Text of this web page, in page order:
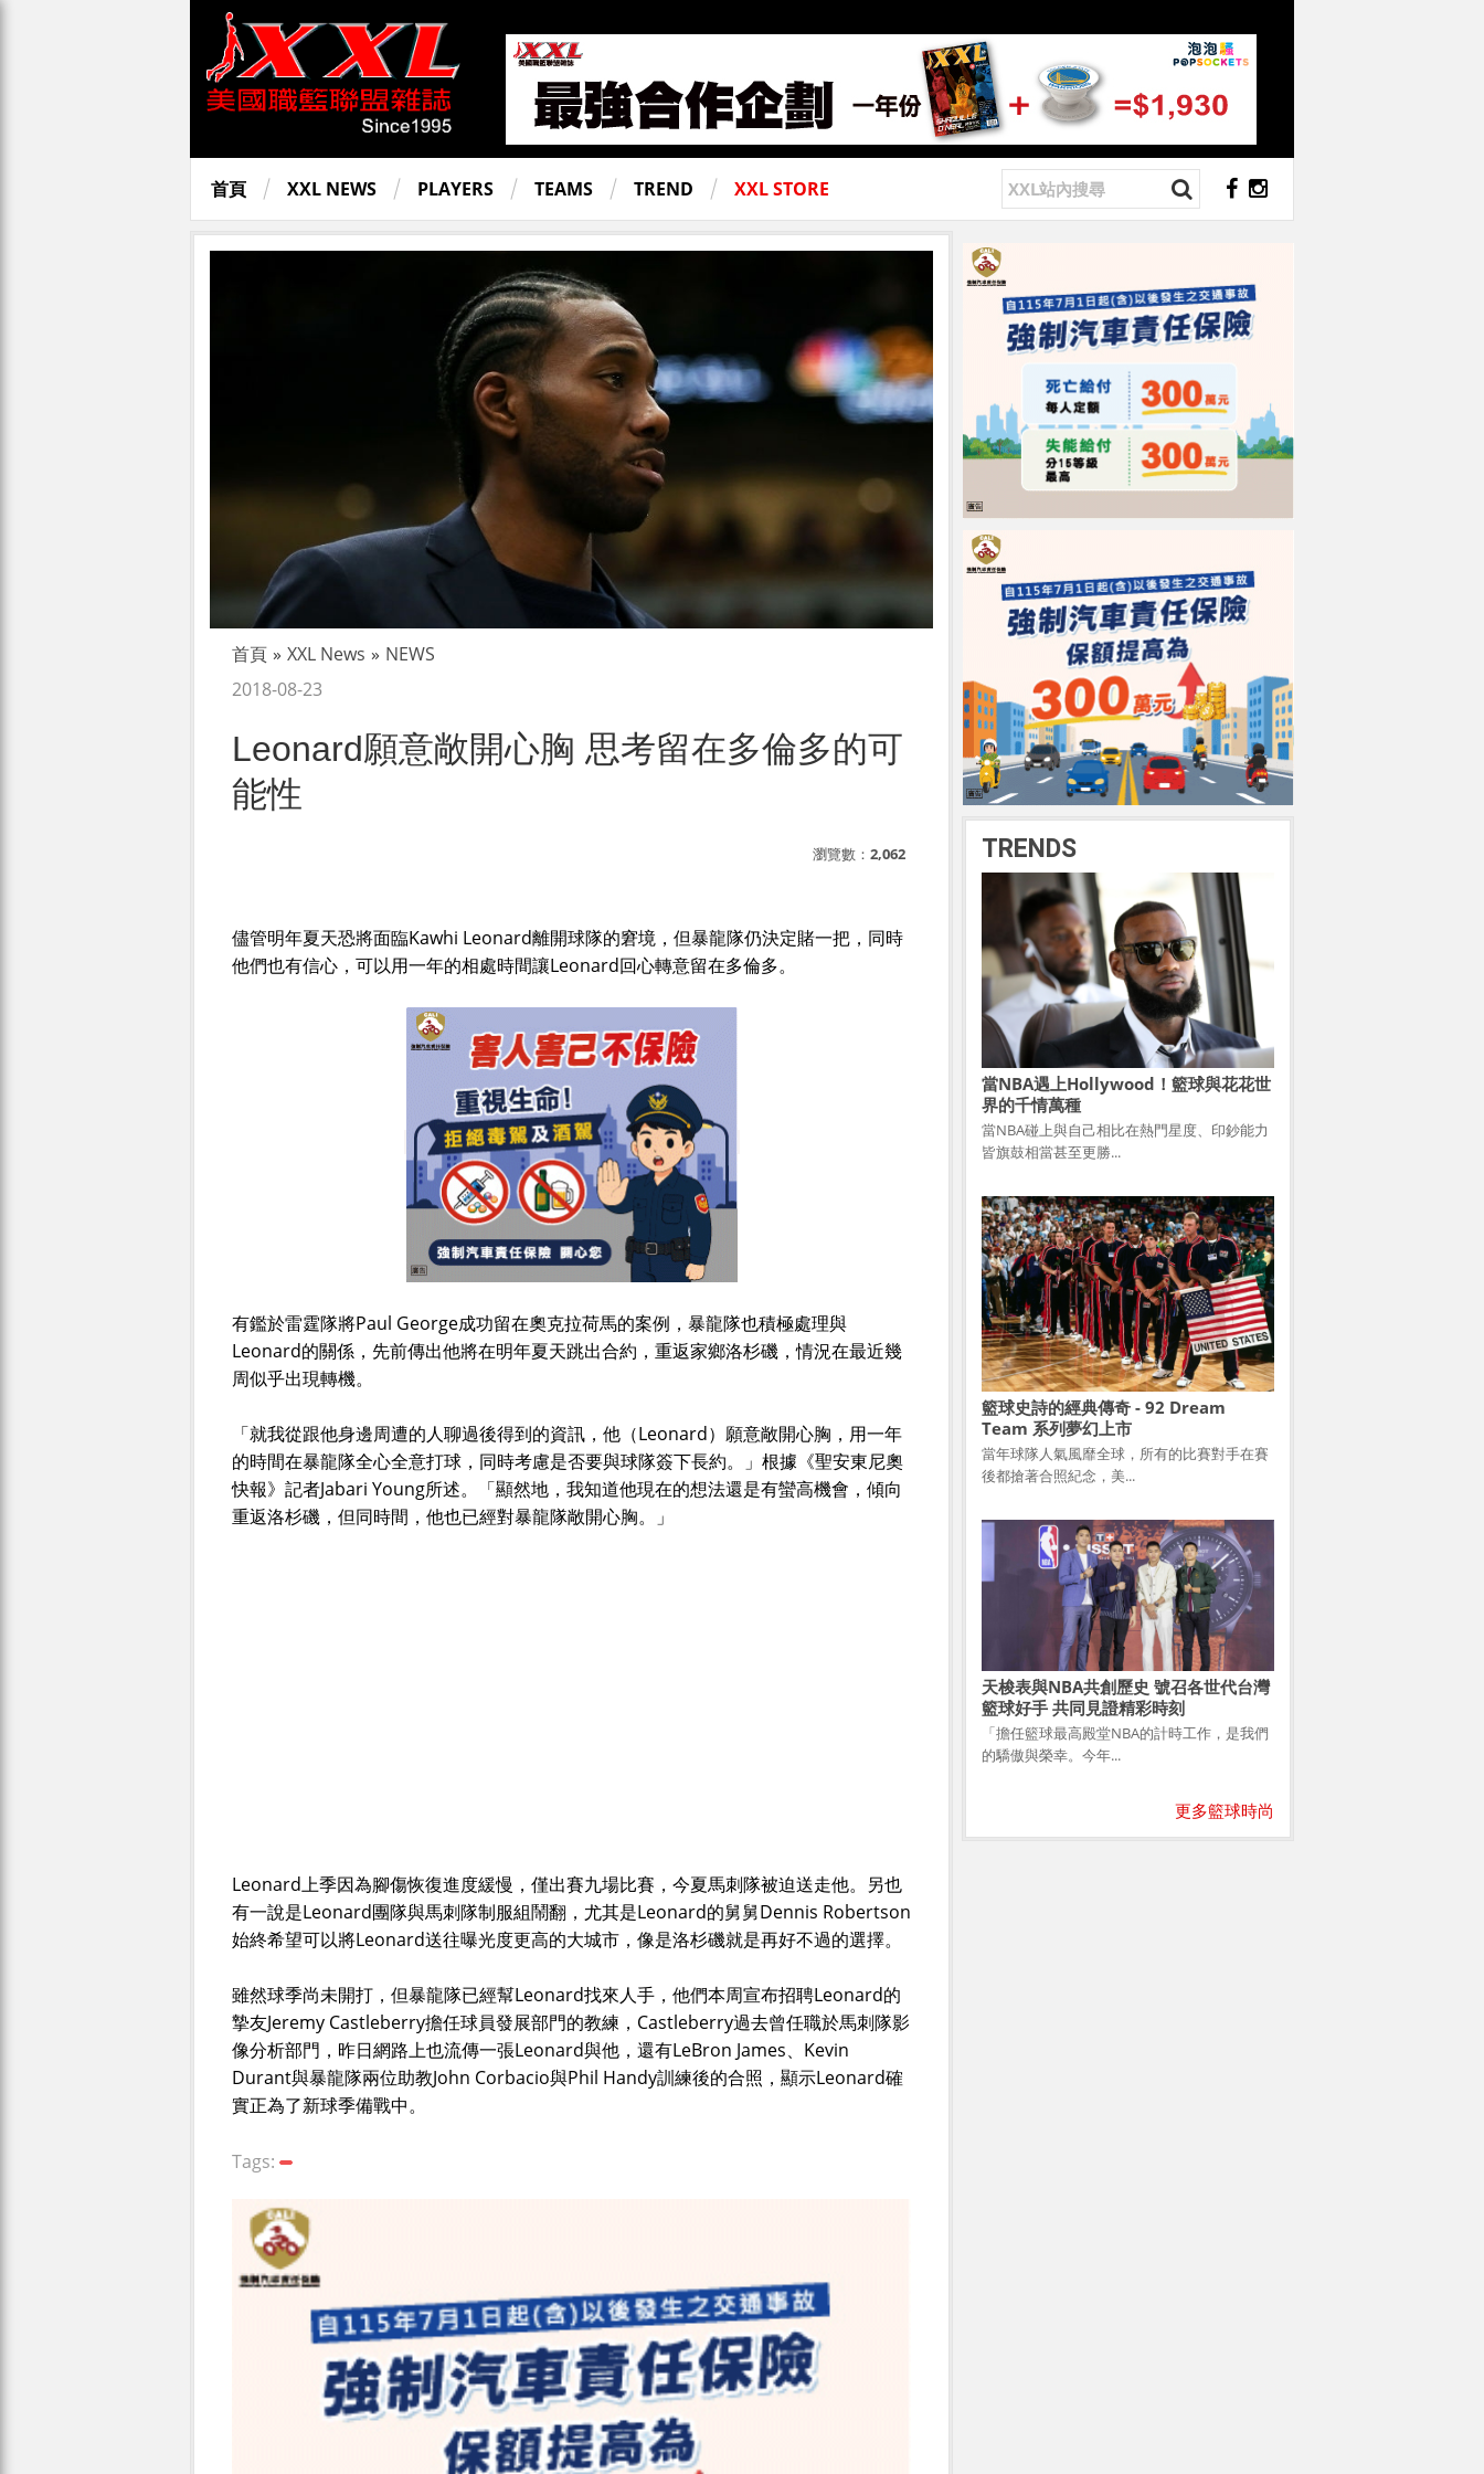
首頁 XXL NEWS PLAYERS TEAMS TREND XXL STORE
首頁 » XXL News » NEWS
2018-08-23
Leonard願意敞開心胸 思考留在多倫多的可
能性
瀏覽數： 2,062
儘管明年夏天恐將面臨Kawhi Leonard離開球隊的窘境，但暴龍隊仍決定賭一把，同時
他們也有信心，可以用一年的相處時間讓Leonard回心轉意留在多倫多。
有鑑於雷霆隊將Paul George成功留在奧克拉荷馬的案例，暴龍隊也積極處理與
Leonard的關係，先前傳出他將在明年夏天跳出合約，重返家鄉洛杉磯，情況在最近幾
周似乎出現轉機。
「就我從跟他身邊周遭的人聊過後得到的資訊，他（Leonard）願意敞開心胸，用一年
的時間在暴龍隊全心全意打球，同時考慮是否要與球隊簽下長約。」根據《聖安東尼奧
快報》記者Jabari Young所述。「顯然地，我知道他現在的想法還是有蠻高機會，傾向
重返洛杉磯，但同時間，他也已經對暴龍隊敞開心胸。」
Leonard上季因為腳傷恢復進度緩慢，僅出賽九場比賽，今夏馬刺隊被迫送走他。另也
有一說是Leonard團隊與馬刺隊制服組鬧翻，尤其是Leonard的舅舅Dennis Robertson
始終希望可以將Leonard送往曝光度更高的大城市，像是洛杉磯就是再好不過的選擇。
雖然球季尚未開打，但暴龍隊已經幫Leonard找來人手，他們本周宣布招聘Leonard的
摯友Jeremy Castleberry擔任球員發展部門的教練，Castleberry過去曾任職於馬刺隊影
像分析部門，昨日網路上也流傳一張Leonard與他，還有LeBron James、Kevin
Durant與暴龍隊兩位助教John Corbacio與Phil Handy訓練後的合照，顯示Leonard確
實正為了新球季備戰中。
Tags:
TRENDS
當NBA遇上Hollywood！籃球與花花世
界的千情萬種
當NBA碰上與自己相比在熱門星度、印鈔能力
皆旗鼓相當甚至更勝...
籃球史詩的經典傳奇 - 92 Dream
Team 系列夢幻上市
當年球隊人氣風靡全球，所有的比賽對手在賽
後都搶著合照紀念，美...
天梭表與NBA共創歷史 號召各世代台灣
籃球好手 共同見證精彩時刻
「擔任籃球最高殿堂NBA的計時工作，是我們
的驕傲與榮幸。今年...
更多籃球時尚